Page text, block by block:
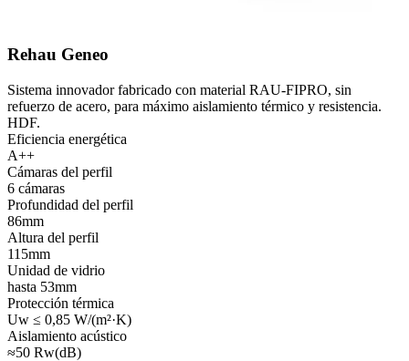
Rehau Geneo
Sistema innovador fabricado con material RAU-FIPRO, sin
refuerzo de acero, para máximo aislamiento térmico y resistencia.
HDF.
Eficiencia energética
A++
Cámaras del perfil
6 cámaras
Profundidad del perfil
86mm
Altura del perfil
115mm
Unidad de vidrio
hasta 53mm
Protección térmica
Uw ≤ 0,85 W/(m²·K)
Aislamiento acústico
≈50 Rw(dB)